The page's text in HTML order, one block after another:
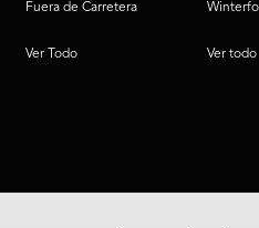
Fuera de Carretera
Ver Todo Ver todo